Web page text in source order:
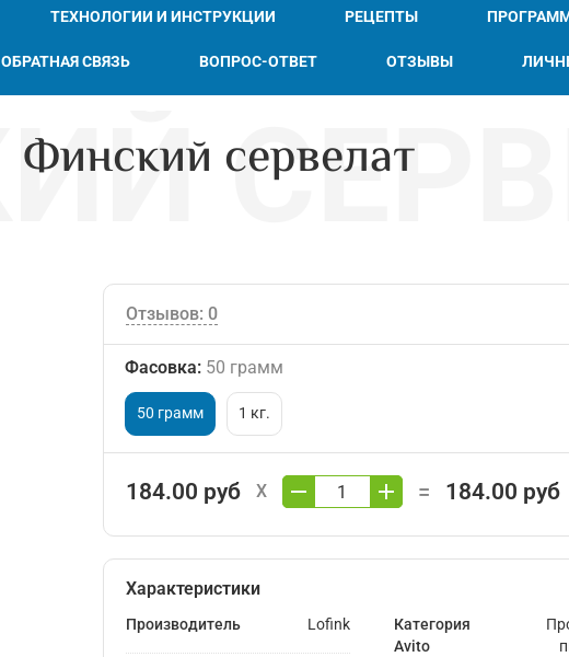
ТЕХНОЛОГИИ И ИНСТРУКЦИИ РЕЦЕПТЫ
ОБРАТНАЯ СВЯЗЬ ВОПРОС-ОТВЕТ ОТЗЫВЫ
Финский сервелат
Отзывов: 0
Фасовка: 50 грамм
50 грамм 1 кг.
184.00 руб X = 184.00 руб
Характеристики
Производитель Lofink
Категория
Avito